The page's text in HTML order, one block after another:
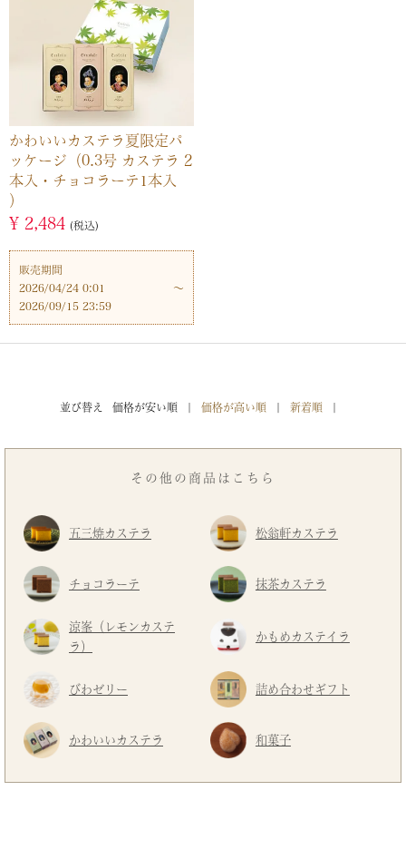
かわいいカステラ夏限定パ
ッケージ（0.3号 カステラ 2
本入・チョコラーテ1本入
）
¥ 2,484 税込
販売期間
2026/04/24 0:01
〜
2026/09/15 23:59
並び替え 価格が安い順 価格が高い順 新着順
その他の商品はこちら
五三焼カステラ 松翁軒カステラ
チョコラーテ 抹茶カステラ
涼峯（レモンカステ
ラ）
かもめカステイラ
びわゼリー 詰め合わせギフト
かわいいカステラ 和菓子